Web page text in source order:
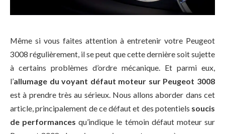
Même si vous faites attention à entretenir votre Peugeot
3008 régulièrement, il se peut que cette dernière soit sujette
à certains problèmes d’ordre mécanique. Et parmi eux,
l’allumage du voyant défaut moteur sur Peugeot 3008
est à prendre très au sérieux. Nous allons aborder dans cet
article, principalement de ce défaut et des potentiels soucis
de performances qu’indique le témoin défaut moteur sur